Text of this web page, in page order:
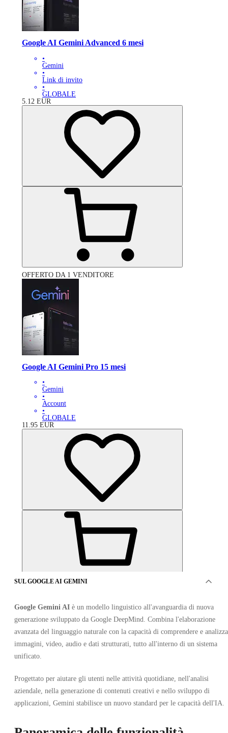
Google AI Gemini Advanced 6 mesi
•
Gemini
•
Link di invito
•
GLOBALE
5.12 EUR
OFFERTO DA 1 VENDITORE
Google AI Gemini Pro 15 mesi
•
Gemini
•
Account
•
GLOBALE
11.95 EUR
Google AI Gemini Advanced 3 mesi
•
Link di invito
SUL GOOGLE AI GEMINI
Google Gemini AI è un modello linguistico all'avanguardia di nuova
generazione sviluppato da Google DeepMind. Combina l'elaborazione
avanzata del linguaggio naturale con la capacità di comprendere e
immagini, video, audio e dati strutturati, tutto all'interno di un sistema
unificato.
Progettato per aiutare gli utenti nelle attività quotidiane, nell'analisi
aziendale, nella generazione di contenuti creativi e nello sviluppo di
applicazioni, Gemini stabilisce un nuovo standard per le capacità dell'IA.